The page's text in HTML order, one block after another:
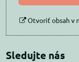
Otvoriť obsah v
Sledujte nás